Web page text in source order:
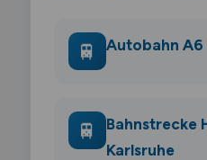
🚆 Autobahn A6
🚆
Bahnstrecke
Karlsruhe